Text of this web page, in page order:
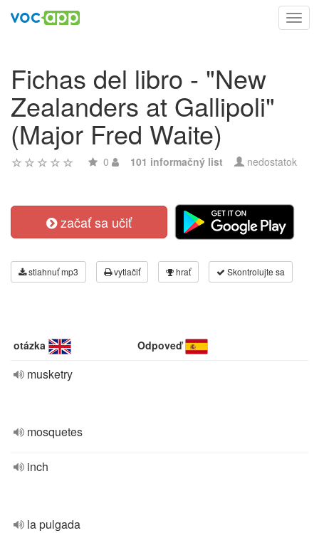
Fichas del libro - "New
Zealanders at Gallipoli"
(Major Fred Waite)
0 101 informačný list nedostatok
začať sa učiť
stiahnuť mp3 vytlačiť hrať Skontrolujte sa
otázka Odpoveď
musketry
mosquetes
inch
la pulgada